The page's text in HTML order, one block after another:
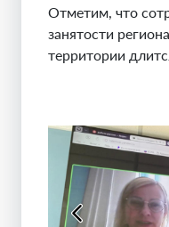
Отметим, что
занятости
территории